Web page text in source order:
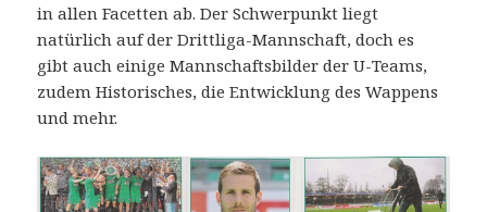
in allen Facetten ab. Der Schwerpunkt liegt
natürlich auf der Drittliga-Mannschaft, doch es
gibt auch einige Mannschaftsbilder der U-Teams,
zudem Historisches, die Entwicklung des Wappens
und mehr.